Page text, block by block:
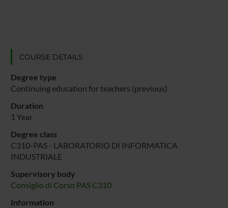
COURSE DETAILS
Degree type
Continuing education for teachers (previous)
Duration
1 Year
Degree class
C310-PAS - LABORATORIO DI INFORMATICA
INDUSTRIALE
Supervisory body
Consiglio di Corso PAS C310
Information